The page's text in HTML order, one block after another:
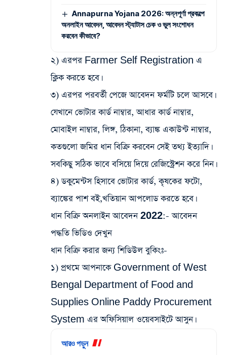
Annapurna Yojana 2026: অন্নপূর্ণা প্রকল্পে
অনলাইন আবেদন, আবেদন স্ট্যাটাস চেক ও ভুল সংশোধন
করবেন কীভাবে?
২) এরপর Farmer Self Registration এ
ক্লিক করতে হবে।
৩) এরপর পরবর্তী পেজে আবেদন ফর্মটি চলে আসবে।
যেখানে ভোটার কার্ড নাম্বার, আধার কার্ড নাম্বার,
মোবাইল নাম্বার, লিঙ্গ, ঠিকানা, ব্যাঙ্ক একাউন্ট নাম্বার,
কতগুলো জমির ধান বিক্রি করবেন সেই তথ্য ইত্যাদি।
সবকিছু সঠিক ভাবে বসিয়ে দিয়ে রেজিস্ট্রেশন করে নিন।
৪) ডকুমেন্টস হিসাবে ভোটার কার্ড, কৃষকের ফটো,
ব্যাঙ্কের পাশ বই,খতিয়ান আপলোড করতে হবে।
ধান বিক্রি অনলাইন আবেদন 2022:- আবেদন
পদ্ধতি ভিডিও দেখুন
ধান বিক্রি করার জন্য শিডিউল বুকিংঃ-
১) প্রথমে আপনাকে Government of West
Bengal Department of Food and
Supplies Online Paddy Procurement
System এর অফিসিয়াল ওয়েবসাইটে আসুন।
আরও পড়ুন